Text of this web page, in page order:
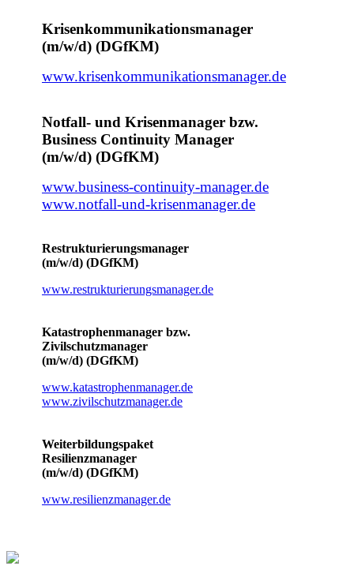
Krisenkommunikationsmanager
(m/w/d) (DGfKM)
www.krisenkommunikationsmanager.de
Notfall- und Krisenmanager bzw.
Business Continuity Manager
(m/w/d) (DGfKM)
www.business-continuity-manager.de
www.notfall-und-krisenmanager.de
Restrukturierungsmanager
(m/w/d) (DGfKM)
www.restrukturierungsmanager.de
Katastrophenmanager bzw.
Zivilschutzmanager
(m/w/d) (DGfKM)
www.katastrophenmanager.de
www.zivilschutzmanager.de
Weiterbildungspaket
Resilienzmanager
(m/w/d) (DGfKM)
www.resilienzmanager.de